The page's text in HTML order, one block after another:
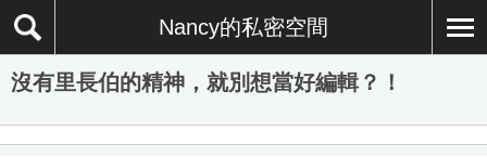
Nancy的私密空間
沒有里長伯的精神，就別想當好編輯？！